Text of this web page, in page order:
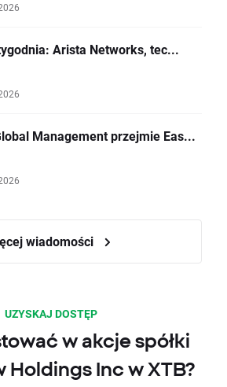
Arista Networks, tec...
Management przejmie Eas...
wiadomości
UZYSKAJ DOSTĘP
w akcje spółki
Holdings Inc w XTB?